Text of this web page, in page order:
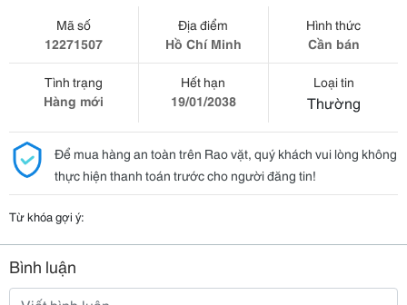
Mã số
12271507
Địa điểm
Hồ Chí Minh
Hình thức
Cần bán
Tình trạng
Hàng mới
Hết hạn
19/01/2038
Loại tin
Thường
Để mua hàng an toàn trên Rao vặt, quý khách vui lòng không
thực hiện thanh toán trước cho người đăng tin!
Từ khóa gợi ý:
Bình luận